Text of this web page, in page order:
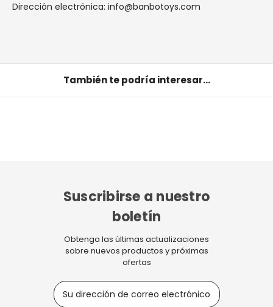
Dirección electrónica: info@banbotoys.com
También te podría interesar...
Suscribirse a nuestro
boletín
Obtenga las últimas actualizaciones
sobre nuevos productos y próximas
ofertas
D
i